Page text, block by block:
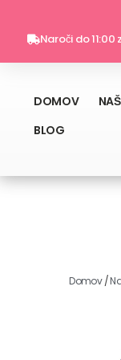
contentNaroči do
DOMOV
BLOG
Domov/